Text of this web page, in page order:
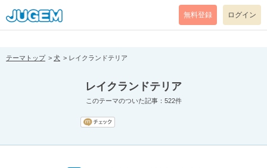
[pear_error: message="Success" code=0 mode=return level=notice
prefix="" info=""]
無料登録 ログイン
テーマトップ 犬 レイクランドテリア
レイクランドテリア
このテーマのついた記事：522件